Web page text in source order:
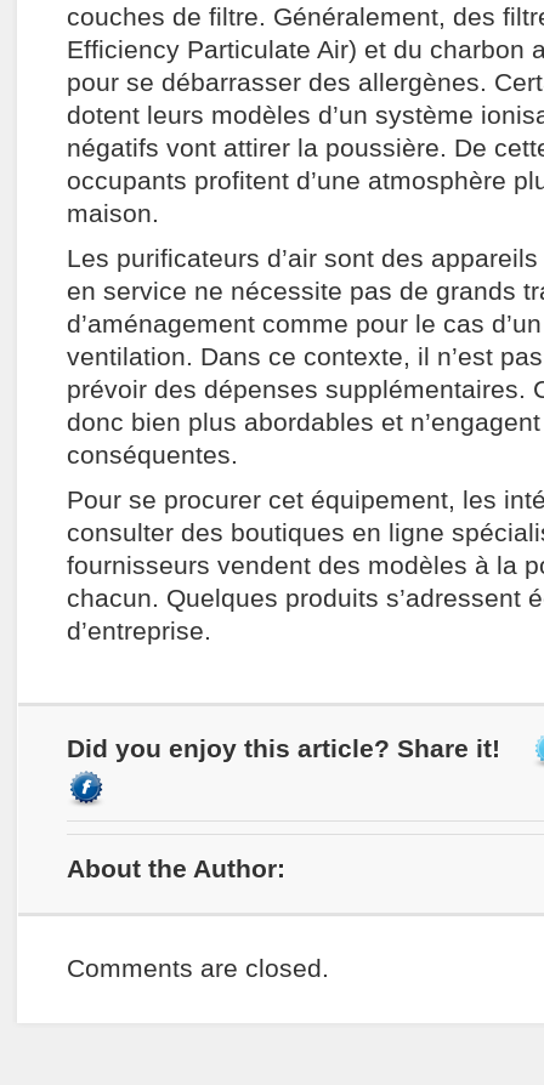
couches de filtre. Généralement, des
Efficiency Particulate Air) et du charbon
pour se débarrasser des allergènes.
dotent leurs modèles d’un système
négatifs vont attirer la poussière. De
occupants profitent d’une atmosphère
maison.
Les purificateurs d’air sont des
en service ne nécessite pas de grands
d’aménagement comme pour le cas
ventilation. Dans ce contexte, il n’est
prévoir des dépenses supplémentaires.
donc bien plus abordables et
conséquentes.
Pour se procurer cet équipement, les
consulter des boutiques en ligne
fournisseurs vendent des modèles à la
chacun. Quelques produits s’adressent
d’entreprise.
Did you enjoy this article? Share it!
About the Author:
Comments are closed.